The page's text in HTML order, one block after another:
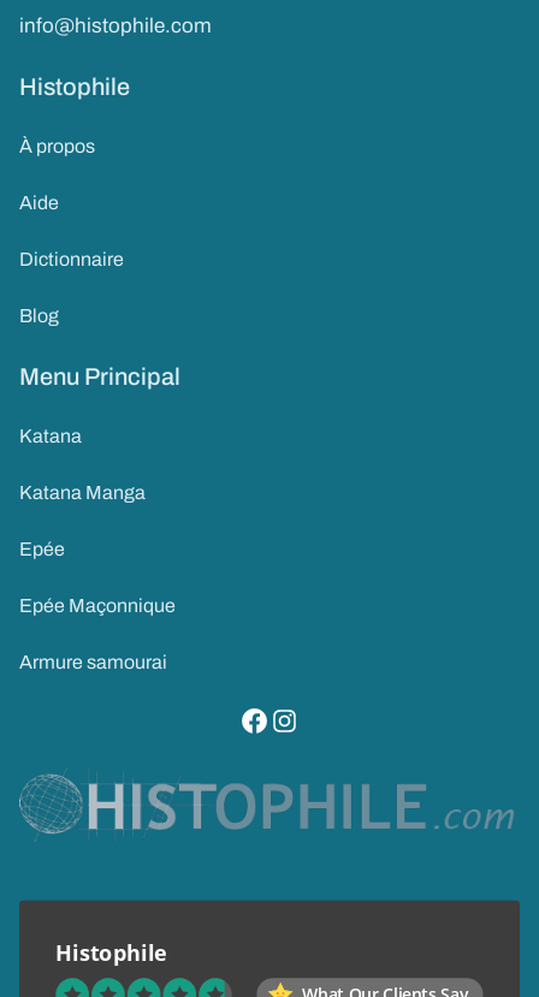
info@histophile.com
Histophile
À propos
Aide
Dictionnaire
Blog
Menu Principal
Katana
Katana Manga
Epée
Epée Maçonnique
Armure samourai
visitez notre page facebook
suivez notre compte instagram
Histophile